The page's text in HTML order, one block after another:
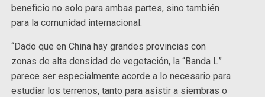
beneficio no solo para ambas partes, sino también
para la comunidad internacional.
“Dado que en China hay grandes provincias con
zonas de alta densidad de vegetación, la “Banda L”
parece ser especialmente acorde a lo necesario para
estudiar los terrenos, tanto para asistir a siembras o